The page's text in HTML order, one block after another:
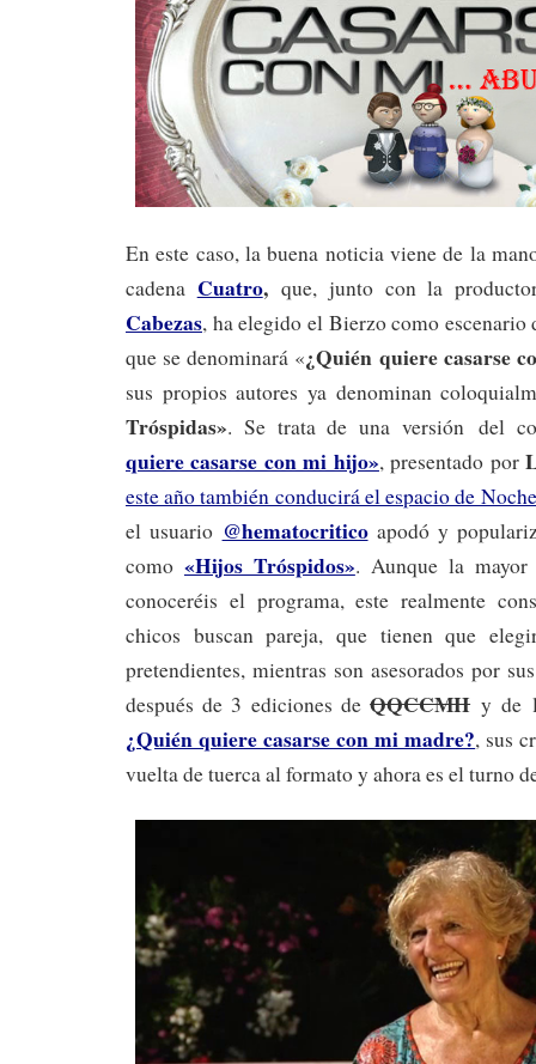
En este caso, la buena noticia viene de la
cadena Cuatro,que, junto con la
Cabezas, ha elegido el Bierzo como escenario
que se denominará «¿Quién quiere casarse
sus propios autores ya denominan
Tróspidas». Se trata de una versión del
quiere casarse con mi hijo», presentado por
este año también conducirá el espacio de
el usuario @hematocriticoapodó y
como «Hijos Tróspidos». Aunque la
conoceréis el programa, este realmente
chicos buscan pareja, que tienen que
pretendientes, mientras son asesorados por
después de 3 ediciones deQQCCMH y de
¿Quién quiere casarse con mi madre?, sus
vuelta de tuerca al formato y ahora es el turno